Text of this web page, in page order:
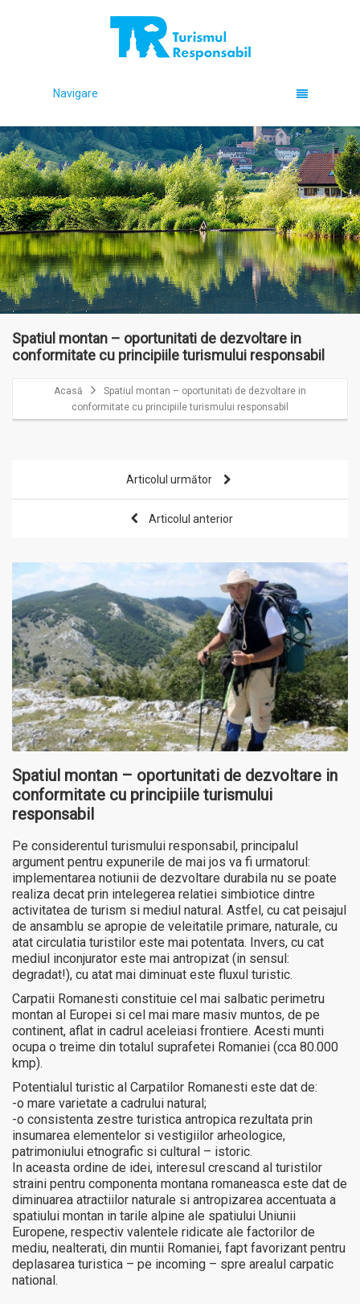
Navigare
Spatiul montan – oportunitati de dezvoltare in
conformitate cu principiile turismului responsabil
Acasă
Spatiul montan – oportunitati de dezvoltare in
conformitate cu principiile turismului responsabil
Articolul următor
Articolul anterior
Spatiul montan – oportunitati de dezvoltare in
conformitate cu principiile turismului
responsabil
Pe considerentul turismului responsabil, principalul
argument pentru expunerile de mai jos va fi urmatorul:
implementarea notiunii de dezvoltare durabila nu se poate
realiza decat prin intelegerea relatiei simbiotice dintre
activitatea de turism si mediul natural. Astfel, cu cat peisajul
de ansamblu se apropie de veleitatile primare, naturale, cu
atat circulatia turistilor este mai potentata. Invers, cu cat
mediul inconjurator este mai antropizat (in sensul:
degradat!), cu atat mai diminuat este fluxul turistic.
Carpatii Romanesti constituie cel mai salbatic perimetru
montan al Europei si cel mai mare masiv muntos, de pe
continent, aflat in cadrul aceleiasi frontiere. Acesti munti
ocupa o treime din totalul suprafetei Romaniei (cca 80.000
kmp).
Potentialul turistic al Carpatilor Romanesti este dat de:
-o mare varietate a cadrului natural;
-o consistenta zestre turistica antropica rezultata prin
insumarea elementelor si vestigiilor arheologice,
patrimoniului etnografic si cultural – istoric.
In aceasta ordine de idei, interesul crescand al turistilor
straini pentru componenta montana romaneasca este dat de
diminuarea atractiilor naturale si antropizarea accentuata a
spatiului montan in tarile alpine ale spatiului Uniunii
Europene, respectiv valentele ridicate ale factorilor de
mediu, nealterati, din muntii Romaniei, fapt favorizant pentru
deplasarea turistica – pe incoming – spre arealul carpatic
national.